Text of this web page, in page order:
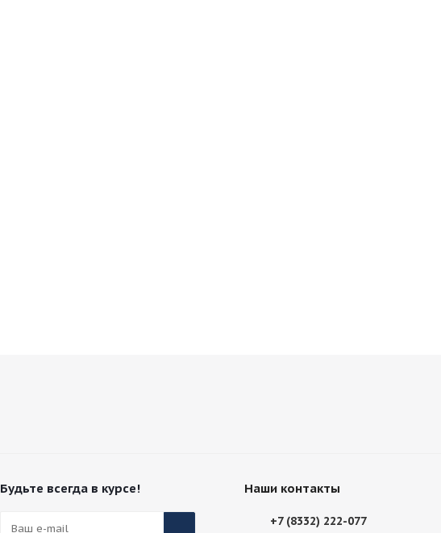
Будьте всегда в курсе! Наши контакты
+7 (8332) 222-077